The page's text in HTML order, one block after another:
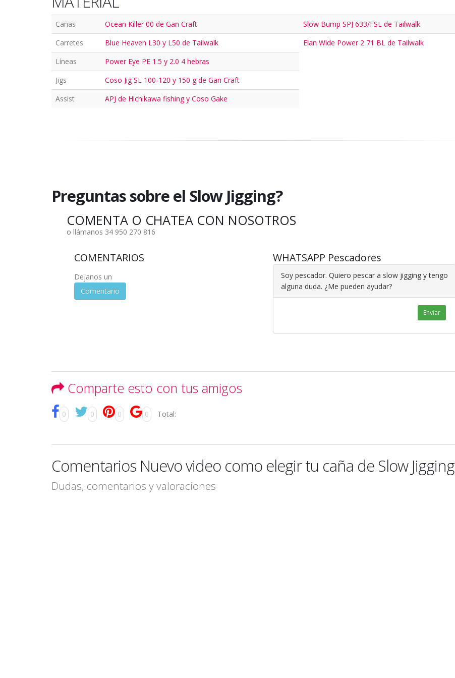
Cañas Ocean Killer 00 de Gan Craft
Slow Bump SPJ 633/FSL de Tailwalk
Carretes
Blue Heaven L30 y L50 de Tailwalk
Elan Wide Power 2 71 BL de Tailwalk
Líneas
Power Eye PE 1.5 y 2.0 4 hebras
Jigs
Coso Jig SL 100-120 y 150 g de Gan Craft
Assist
APJ de Hichikawa fishing y Coso Gake
Preguntas sobre el Slow Jigging?
COMENTA O CHATEA CON NOSOTROS
o llámanos 34 950 270 816
COMENTARIOS
Dejanos un
Comentario
WHATSAPP Pescadores
Soy pescador. Quiero pescar a slow jigging y tengo
alguna duda. ¿Me pueden ayudar?
Enviar
Comparte esto con tus amigos
0 0 0 0 Total:
Comentarios Nuevo video como elegir tu caña de Slow Jigging
Dudas, comentarios y valoraciones